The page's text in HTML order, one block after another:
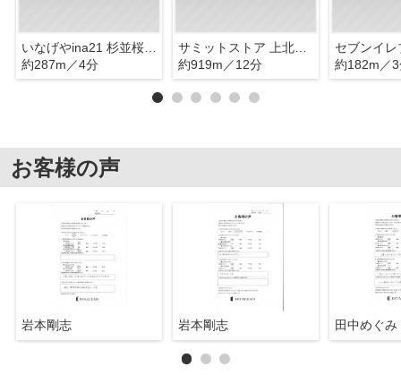
いなげやina21 杉並桜上水店
約287m／4分
サミットストア 上北沢店
約919m／12分
約182m／
お客様の声
岩本剛志 岩本剛志 田中めぐみ